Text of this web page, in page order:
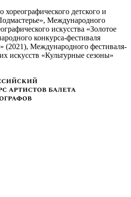
детского и
Международного
искусства «Золотое
конкурса-фестиваля
(2021), Международного фестиваля-
искусств «Культурные сезоны»